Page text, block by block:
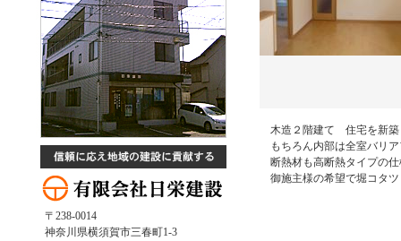
木造２階建て 住宅を新築
もちろん内部は全室バリ
断熱材も高断熱タイプの
御施主様の希望で堀コタ
〒238-0014
神奈川県横須賀市三春町1-3